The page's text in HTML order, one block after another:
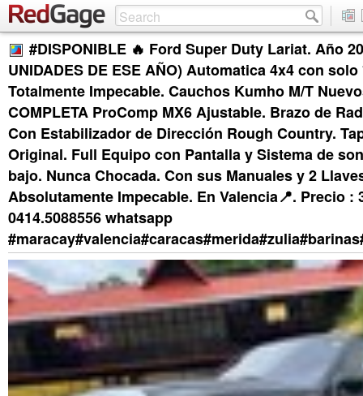
#DISPONIBLE 🔥 Ford Super Duty Lariat. Año
UNIDADES DE ESE AÑO) Automatica 4x4 con solo
Totalmente Impecable. Cauchos Kumho M/T
COMPLETA ProComp MX6 Ajustable. Brazo de
Con Estabilizador de Dirección Rough Country.
Original. Full Equipo con Pantalla y Sistema de
bajo. Nunca Chocada. Con sus Manuales y 2
Absolutamente Impecable. En Valencia📍. Precio :
0414.5088556 whatsapp